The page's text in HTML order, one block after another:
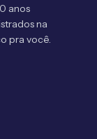
anos
na
pra você.